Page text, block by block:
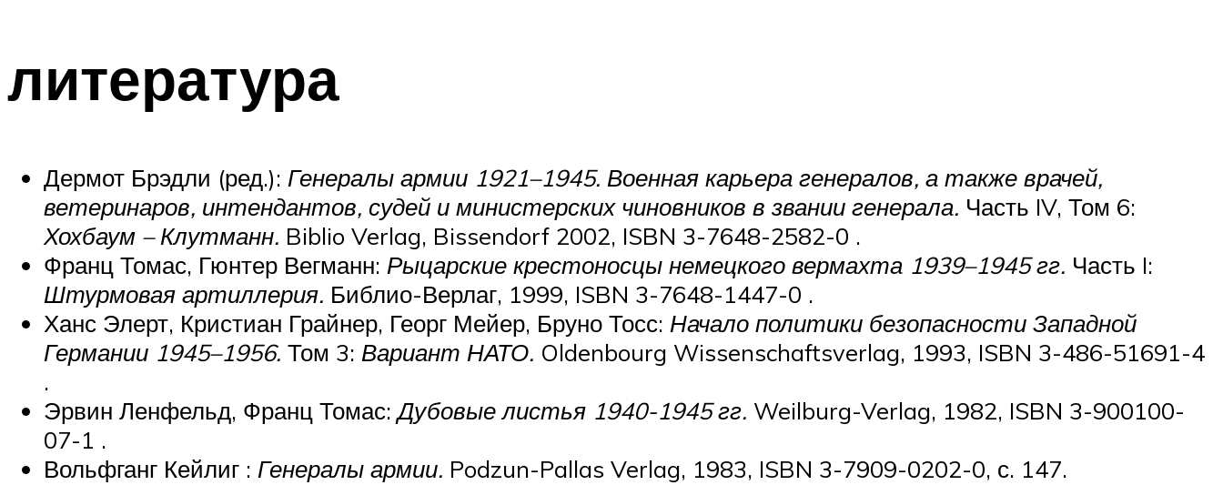
литература
Дермот Брэдли (ред.): Генералы армии 1921–1945. Военная карьера генералов, а также врачей,
ветеринаров, интендантов, судей и министерских чиновников в звании генерала. Часть IV, Том 6:
Хохбаум – Клутманн. Biblio Verlag, Bissendorf 2002, ISBN 3-7648-2582-0 .
Франц Томас, Гюнтер Вегманн: Рыцарские крестоносцы немецкого вермахта 1939–1945 гг. Часть I:
Штурмовая артиллерия. Библио-Верлаг, 1999, ISBN 3-7648-1447-0 .
Ханс Элерт, Кристиан Грайнер, Георг Мейер, Бруно Тосс: Начало политики безопасности Западной
Германии 1945–1956. Том 3: Вариант НАТО. Oldenbourg Wissenschaftsverlag, 1993, ISBN 3-486-51691-4
.
Эрвин Ленфельд, Франц Томас:Дубовые листья 1940-1945 гг. Weilburg-Verlag, 1982, ISBN 3-900100-
07-1 .
Вольфганг Кейлиг : Генералы армии. Podzun-Pallas Verlag, 1983, ISBN 3-7909-0202-0, с. 147.